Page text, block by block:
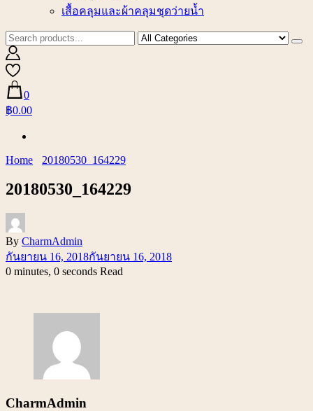
เสื้อคลุมและผ้าคลุมชุดว่ายน้ำ
0
฿0.00
Home 20180530_164229
20180530_164229
By CharmAdmin
กันยายน 16, 2018กันยายน 16, 2018
0 minutes, 0 seconds Read
CharmAdmin